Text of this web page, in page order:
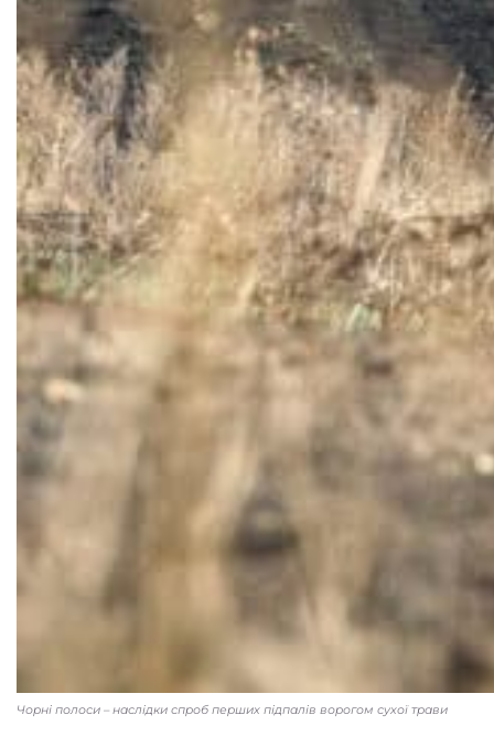
Чорні полоси – наслідки спроб перших підпалів ворогом сухої трави